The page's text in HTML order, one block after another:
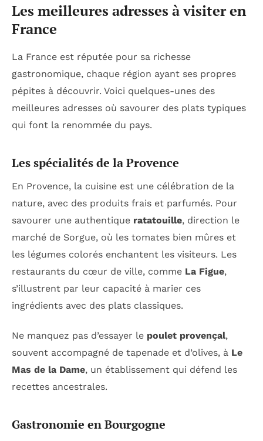
Les meilleures adresses à visiter en
France
La France est réputée pour sa richesse
gastronomique, chaque région ayant ses propres
pépites à découvrir. Voici quelques-unes des
meilleures adresses où savourer des plats typiques
qui font la renommée du pays.
Les spécialités de la Provence
En Provence, la cuisine est une célébration de la
nature, avec des produits frais et parfumés. Pour
savourer une authentique ratatouille, direction le
marché de Sorgue, où les tomates bien mûres et
les légumes colorés enchantent les visiteurs. Les
restaurants du cœur de ville, comme La Figue,
s’illustrent par leur capacité à marier ces
ingrédients avec des plats classiques.
Ne manquez pas d’essayer le poulet provençal,
souvent accompagné de tapenade et d’olives, à Le
Mas de la Dame, un établissement qui défend les
recettes ancestrales.
Gastronomie en Bourgogne